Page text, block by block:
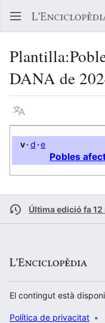
Plantilla:
DANA de
Llegir en un atre
v·d ·e
Pobles
Última edició fa
El contingut està
Política de privacitat